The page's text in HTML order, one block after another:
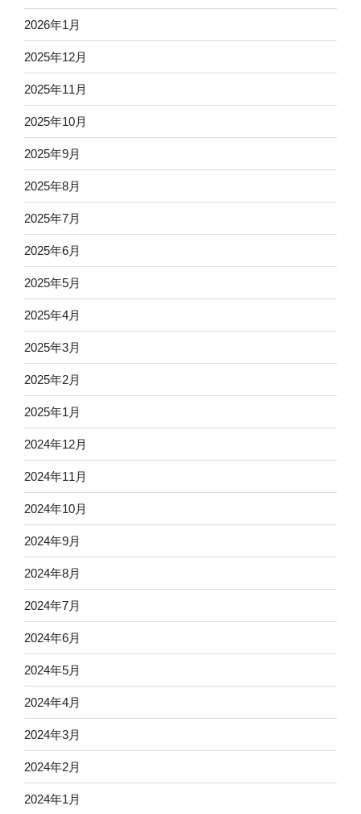
2026年1月
2025年12月
2025年11月
2025年10月
2025年9月
2025年8月
2025年7月
2025年6月
2025年5月
2025年4月
2025年3月
2025年2月
2025年1月
2024年12月
2024年11月
2024年10月
2024年9月
2024年8月
2024年7月
2024年6月
2024年5月
2024年4月
2024年3月
2024年2月
2024年1月